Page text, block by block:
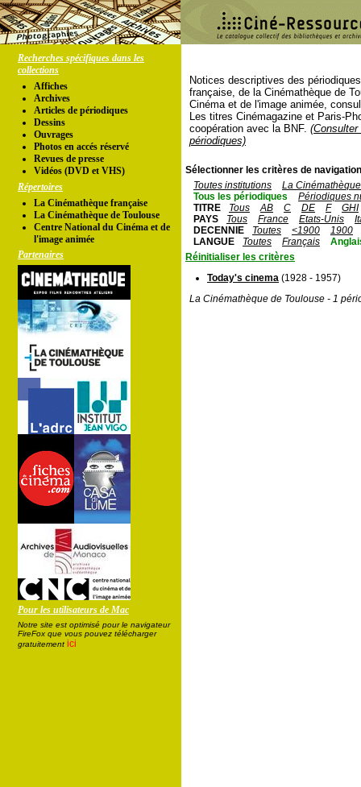
Recherches spécifiques dans les
collections
Affiches
Archives
Articles de périodiques
Dessins
Ouvrages
Photos en accés réservé
Revues de presse
Vidéos (DVD et VHS)
Répertoires
La Cinémathèque française
La Cinémathèque de Toulouse
Centre National du Cinéma et de
l'image animée
Partenaires
Pour les utilisateurs de Mac
Notre site est optimisé pour le navigateur
FireFox que vous pouvez télécharger
gratuitement ici
Notices descriptives des
française, de la Cinémathèque de
Cinéma et de l'image animée,
Les titres Cinémagazine et Paris-
coopération avec la BNF.
périodiques)
Sélectionner les critères de
Toutes institutions
La
Tous les périodiques
Périodiques
TITRE
Tous AB C DE F
GHI
PAYS
Tous France Etats-Unis
DECENNIE
Toutes <1900
1900
LANGUE
Toutes Français
Réinitialiser les critères
Today's cinema (1928 - 1957)
La Cinémathèque de Toulouse - 1